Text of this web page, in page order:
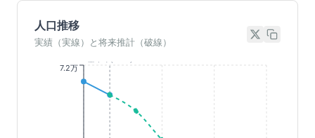
人口推移
実績（実線）と将来推計（破線）
7.2万